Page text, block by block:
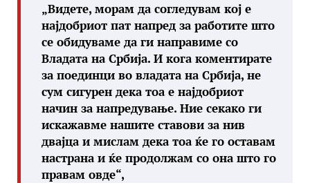
„Видете, морам да согледувам кој е
најдобриот пат напред за работите што
се обидуваме да ги направиме со
Владата на Србија. И кога коментирате
за поединци во владата на Србија, не
сум сигурен дека тоа е најдобриот
начин за напредување. Ние секако ги
искажавме нашите ставови за нив
двајца и мислам дека тоа ќе го оставам
настрана и ќе продолжам со она што го
правам овде“,